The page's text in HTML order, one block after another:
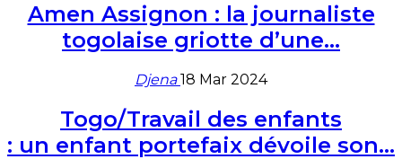
Amen Assignon : la journaliste
togolaise griotte d’une…
Djena18 Mar 2024
Togo/Travail des enfants
: un enfant portefaix dévoile son…